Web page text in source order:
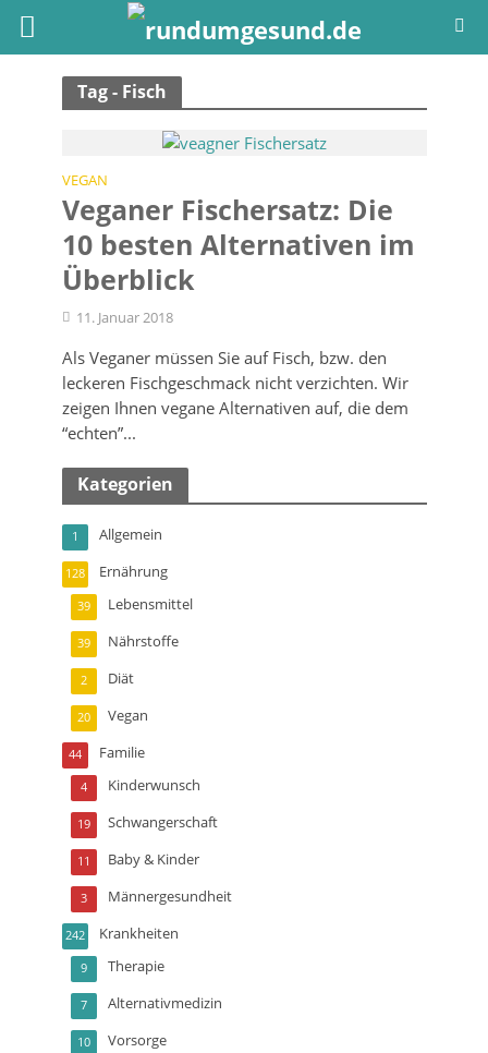
Tag - Fisch
VEGAN
Veganer Fischersatz: Die
10 besten Alternativen im
Überblick
11. Januar 2018
Als Veganer müssen Sie auf Fisch, bzw. den
leckeren Fischgeschmack nicht verzichten. Wir
zeigen Ihnen vegane Alternativen auf, die dem
“echten”...
Kategorien
Allgemein
1
Ernährung
128
Lebensmittel
39
Nährstoffe
39
Diät
2
Vegan
20
Familie
44
Kinderwunsch
4
Schwangerschaft
19
Baby & Kinder
11
Männergesundheit
3
Krankheiten
242
Therapie
9
Alternativmedizin
7
Vorsorge
10